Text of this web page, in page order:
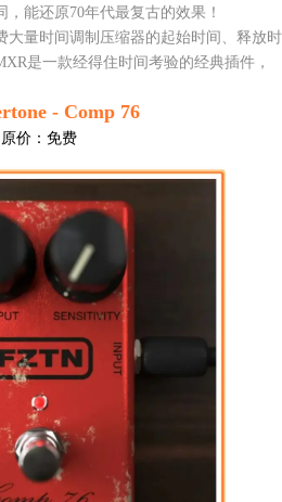
能还原70年代最复古的效果！
大量时间调制压缩器的起始时间、释放时
是一款经得住时间考验的经典插件，
- Comp 76
原价： 免费